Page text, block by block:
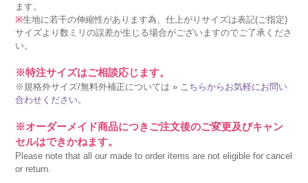
ます。
※生地に若干の伸縮性があります為、仕上がりサイズは表記(ご指定)
サイズより数ミリの誤差が生じる場合がございますのでご了承くださ
い。
※特注サイズはご相談応じます。
※規格外サイズ/無料外補正については » こちらからお気軽にお問い
合わせください。
※オーダーメイド商品につきご注文後のご変更及びキャン
セルはできかねます。
Please note that all our made to order items are not eligible for cancel
or return.